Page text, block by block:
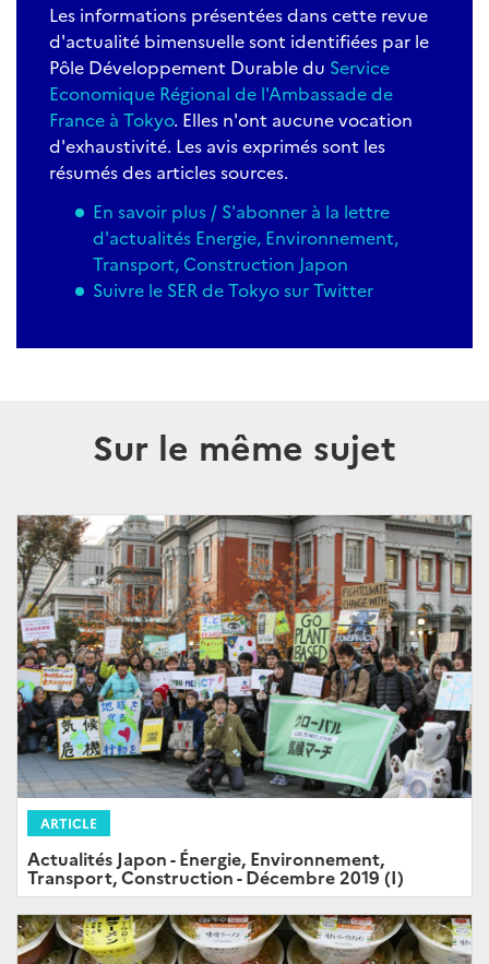
Les informations présentées dans cette revue
d'actualité bimensuelle sont identifiées par le
Pôle Développement Durable du Service
Economique Régional de l'Ambassade de
France à Tokyo. Elles n'ont aucune vocation
d'exhaustivité. Les avis exprimés sont les
résumés des articles sources.
En savoir plus / S'abonner à la lettre
d'actualités Energie, Environnement,
Transport, Construction Japon
Suivre le SER de Tokyo sur Twitter
Sur le même sujet
ARTICLE
Actualités Japon - Énergie, Environnement,
Transport, Construction - Décembre 2019 (I)